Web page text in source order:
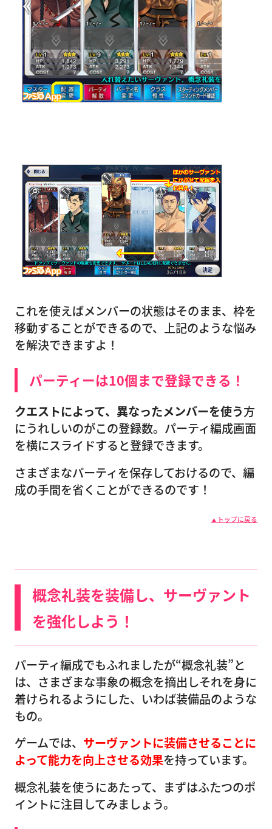
これを使えばメンバーの状態はそのまま、枠を
移動することができるので、上記のような悩み
を解決できますよ！
パーティーは10個まで登録できる！
クエストによって、異なったメンバーを使う方
にうれしいのがこの登録数。パーティ編成画面
を横にスライドすると登録できます。
さまざまなパーティを保存しておけるので、編
成の手間を省くことができるのです！
▲トップに戻る
概念礼装を装備し、サーヴァント
を強化しよう！
パーティ編成でもふれましたが“概念礼装”と
は、さまざまな事象の概念を摘出しそれを身に
着けられるようにした、いわば装備品のような
もの。
ゲームでは、 サーヴァントに装備させることに
よって能力を向上させる効果を持っています。
概念礼装を使うにあたって、まずはふたつのポ
イントに注目してみましょう。